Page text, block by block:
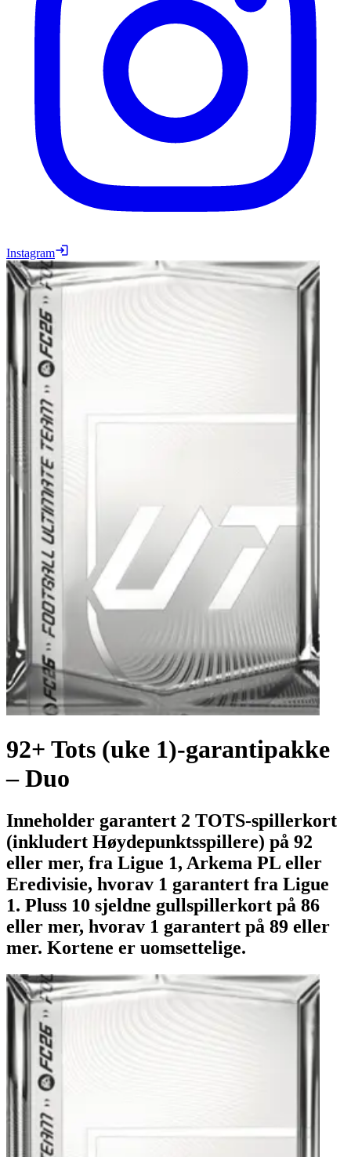
Instagram
92+ Tots (uke 1)-garantipakke
– Duo
Inneholder garantert 2 TOTS-spillerkort
(inkludert Høydepunktsspillere) på 92
eller mer, fra Ligue 1, Arkema PL eller
Eredivisie, hvorav 1 garantert fra Ligue
1. Pluss 10 sjeldne gullspillerkort på 86
eller mer, hvorav 1 garantert på 89 eller
mer. Kortene er uomsettelige.